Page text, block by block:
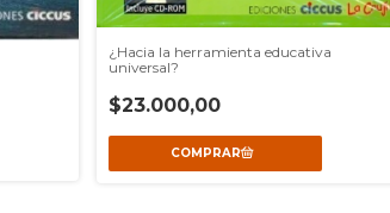
¿Hacia la herramienta educativa
universal?
$23.000,00